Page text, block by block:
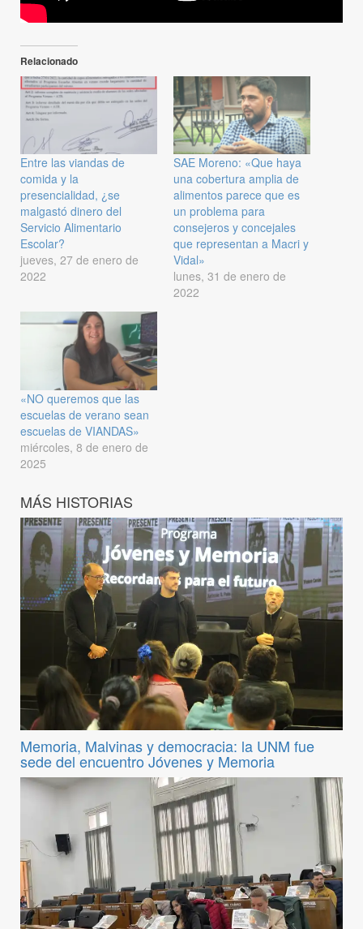
Relacionado
Entre las viandas de
comida y la
presencialidad, ¿se
malgastó dinero del
Servicio Alimentario
Escolar?
jueves, 27 de enero de
2022
SAE Moreno: «Que haya
una cobertura amplia de
alimentos parece que es
un problema para
consejeros y concejales
que representan a Macri y
Vidal»
lunes, 31 de enero de
2022
«NO queremos que las
escuelas de verano sean
escuelas de VIANDAS»
miércoles, 8 de enero de
2025
MÁS HISTORIAS
Memoria, Malvinas y democracia: la UNM fue
sede del encuentro Jóvenes y Memoria